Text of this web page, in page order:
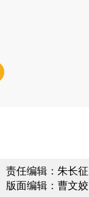
责任编辑：朱长征
版面编辑：曹文姣